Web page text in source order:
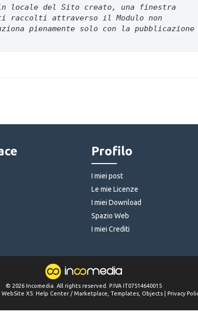
locale del Sito creato, una finestra
raccolti attraverso il Modulo non
pienamente solo con la pubblicazione
Profilo
I miei post
Le mie Licenze
I miei Download
Spazio Web
I miei Crediti
© 2026 Incomedia . All rights reserved. P.IVA IT07514640015
X5: Help Center / Marketplace Templates Objects Privacy